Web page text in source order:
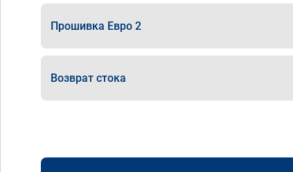
Прошивка Евро 2
Возврат стока